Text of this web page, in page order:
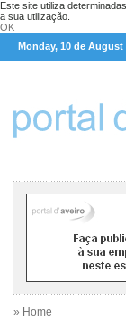
Este site utiliza
a sua utilização.
OK
Monday, 10 de August
» Home